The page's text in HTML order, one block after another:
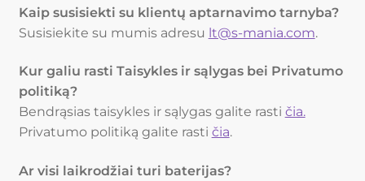
Kaip susisiekti su klientų aptarnavimo tarnyba?
Susisiekite su mumis adresu lt@s-mania.com.
Kur galiu rasti Taisykles ir sąlygas bei Privatumo
politiką?
Bendrąsias taisykles ir sąlygas galite rasti čia.
Privatumo politiką galite rasti čia.
Ar visi laikrodžiai turi baterijas?